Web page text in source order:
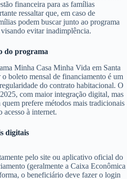
financeira para as famílias
ressaltar que, em caso de
podem buscar junto ao programa
evitar inadimplência.
do programa
Minha Casa Minha Vida em Santa
boleto mensal de financiamento é um
do contrato habitacional. O
com maior integração digital, mas
prefere métodos mais tradicionais
à internet.
digitais
pelo site ou aplicativo oficial do
(geralmente a Caixa Econômica
o beneficiário deve fazer o login